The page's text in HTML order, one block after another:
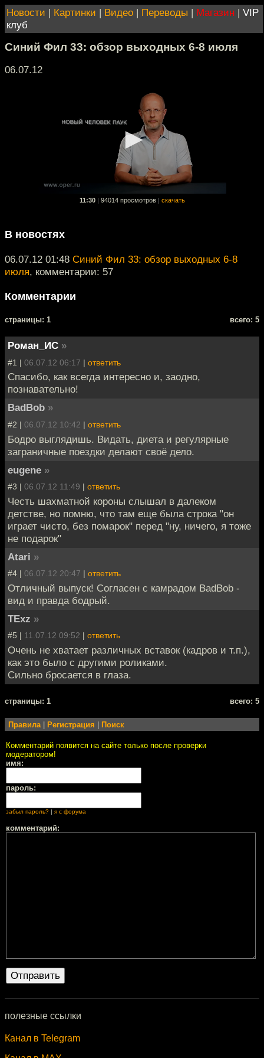
Новости | Картинки | Видео | Переводы | Магазин | VIP
клуб
Синий Фил 33: обзор выходных 6-8 июля
06.07.12
11:30 94014 просмотров скачать
В новостях
06.07.12 01:48 Синий Фил 33: обзор выходных 6-8
июля, комментарии: 57
Комментарии
cтраницы: 1 всего: 5
Роман_ИС »
#1 | 06.07.12 06:17 | ответить
Спасибо, как всегда интересно и, заодно,
познавательно!
BadBob »
#2 | 06.07.12 10:42 | ответить
Бодро выглядишь. Видать, диета и регулярные
заграничные поездки делают своё дело.
eugene »
#3 | 06.07.12 11:49 | ответить
Честь шахматной короны слышал в далеком
детстве, но помню, что там еще была строка "он
играет чисто, без помарок" перед "ну, ничего, я тоже
не подарок"
Atari »
#4 | 06.07.12 20:47 | ответить
Отличный выпуск! Согласен с камрадом BadBob -
вид и правда бодрый.
TExz »
#5 | 11.07.12 09:52 | ответить
Очень не хватает различных вставок (кадров и т.п.),
как это было с другими роликами.
Сильно бросается в глаза.
cтраницы: 1 всего: 5
Правила | Регистрация | Поиск
Комментарий появится на сайте только после проверки
модератором!
имя:
пароль:
забыл пароль? | я с форума
комментарий:
полезные ссылки
Канал в Telegram